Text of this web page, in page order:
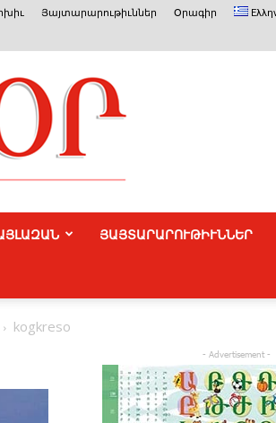
Յայտարարութիւններ Օրագիր
ՅԱՅՏԱՐԱՐՈՒԹԻՒՆՆԵՐ
kogkreso
- Advertisement -